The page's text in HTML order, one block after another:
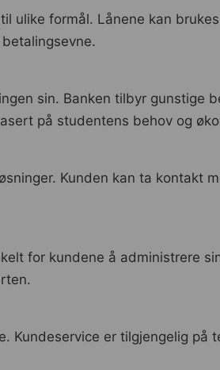
ulike formål. Lånene kan
sin. Banken tilbyr gunstige
på studentens behov og
Kunden kan ta kontakt
for kundene å administrere
Kundeservice er tilgjengelig på